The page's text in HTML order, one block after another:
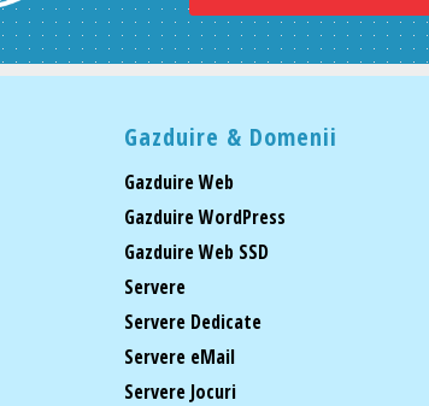
Gazduire & Domenii
Gazduire Web
Gazduire WordPress
Gazduire Web SSD
Servere
Servere Dedicate
Servere eMail
Servere Jocuri